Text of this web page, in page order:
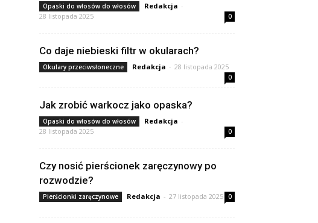
Opaski do włosów do włosów Redakcja -
28 listopada 2025
0
Co daje niebieski filtr w okularach?
Okulary przeciwsłoneczne Redakcja - 28 listopada 2025
0
Jak zrobić warkocz jako opaska?
Opaski do włosów do włosów Redakcja -
28 listopada 2025
0
Czy nosić pierścionek zaręczynowy po
rozwodzie?
Pierścionki zaręczynowe Redakcja - 27 listopada 2025 0